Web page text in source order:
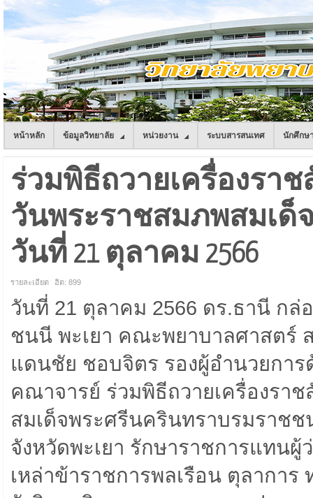
หน้าหลัก ข้อมูลวิทยาลัย หน่วยงาน ระบบสารสนเทศ นักศึกษ
ร่วมพิธีถวายเครื่องรา
วันพระราชสมภพสมเ
วันที่ 21 ตุลาคม 2566
รายละเอียด ฮิต: 899
วันที่ 21 ตุลาคม 2566 ดร.ธานี กล่
ชนนี พะเยา คณะพยาบาลศาสตร์
แดนชัย ชอบจิตร รองผู้อำนวยกา
คณาจารย์ ร่วมพิธีถวายเครื่องรา
สมเด็จพระศรีนครินทราบรมราช
จังหวัดพะเยา รักษาราชการแทนผู้
เหล่าข้าราชการพลเรือน ตุลากา